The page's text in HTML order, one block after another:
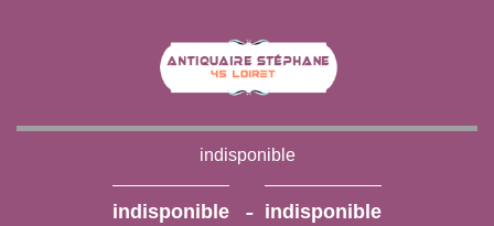
indisponible
indisponible - indisponible